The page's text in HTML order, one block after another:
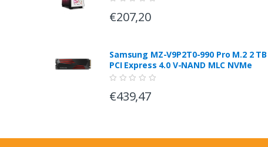
€207,20
Samsung MZ-V9P2T0-990 Pro M.2 2 TB
PCI Express 4.0 V-NAND MLC NVMe
€439,47